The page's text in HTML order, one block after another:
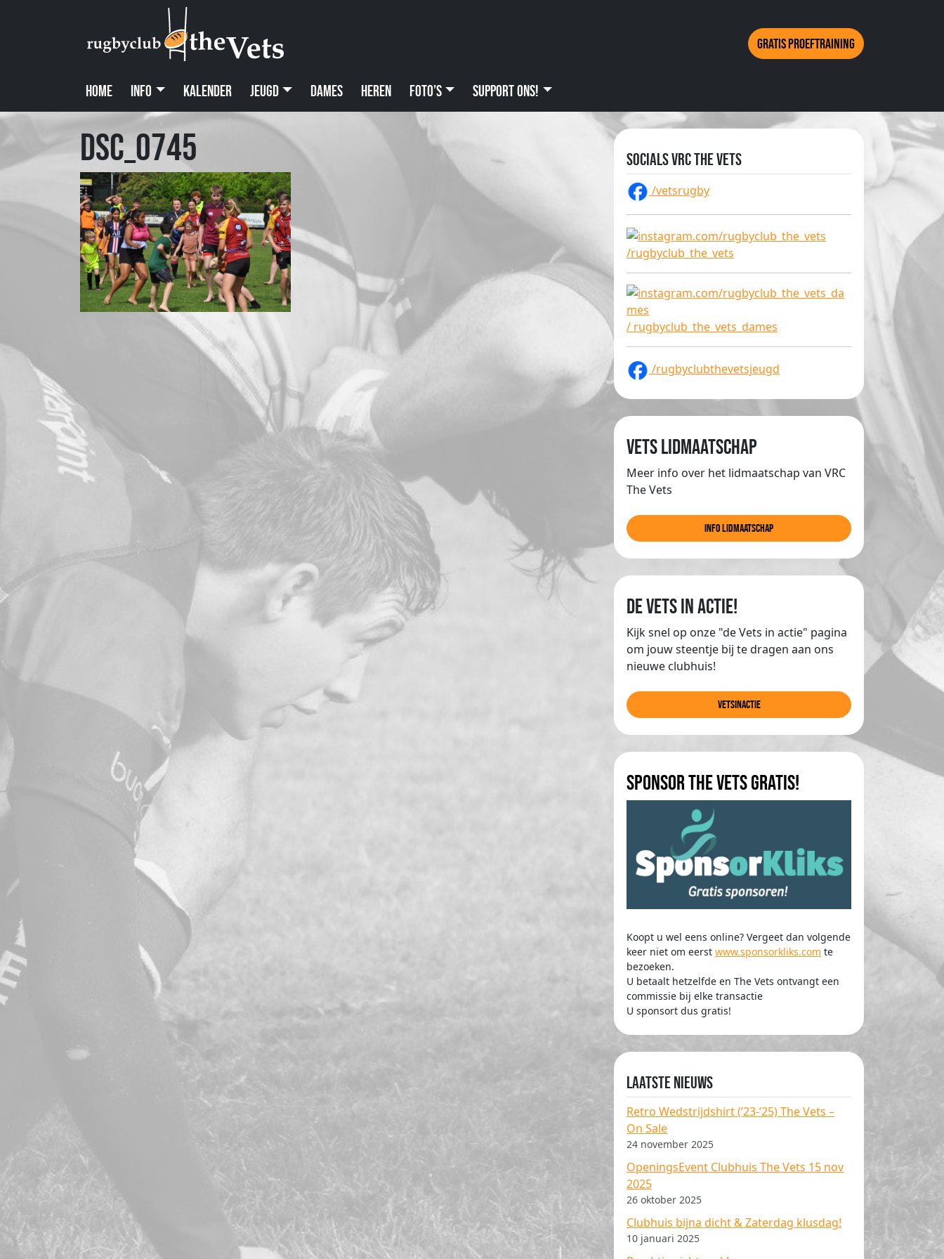
Gratis proeftraining
Home Info Kalender Jeugd Dames Heren Foto’s Support ons!
DSC_0745 Socials VRC The Vets
/vetsrugby
/rugbyclub_the_vets
/ rugbyclub_the_vets_dames
/rugbyclubthevetsjeugd
Vets lidmaatschap
Meer info over het lidmaatschap van VRC
The Vets
info lidmaatschap
de Vets in actie!
Kijk snel op onze "de Vets in actie" pagina
om jouw steentje bij te dragen aan ons
nieuwe clubhuis!
Vetsinactie
Sponsor The Vets gratis!
Koopt u wel eens online? Vergeet dan volgende
keer niet om eerst www.sponsorkliks.com te
bezoeken.
U betaalt hetzelfde en The Vets ontvangt een
commissie bij elke transactie
U sponsort dus gratis!
Laatste nieuws
Retro Wedstrijdshirt (’23-’25) The Vets –
On Sale
24 november 2025
OpeningsEvent Clubhuis The Vets 15 nov
2025
26 oktober 2025
Clubhuis bijna dicht & Zaterdag klusdag!
10 januari 2025